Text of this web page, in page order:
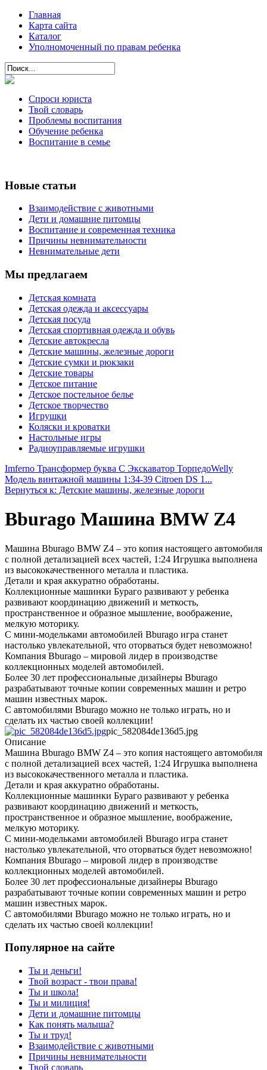
Главная
Карта сайта
Каталог
Уполномоченный по правам ребенка
Спроси юриста
Твой словарь
Проблемы воспитания
Обучение ребенка
Воспитание в семье
Новые статьи
Взаимодействие с животными
Дети и домашние питомцы
Воспитание и современная техника
Причины невнимательности
Невнимательные дети
Мы предлагаем
Детская комната
Детская одежда и аксессуары
Детская посуда
Детская спортивная одежда и обувь
Детские автокресла
Детские машины, железные дороги
Детские сумки и рюкзаки
Детские товары
Детское питание
Детское постельное белье
Детское творчество
Игрушки
Коляски и кроватки
Настольные игры
Радиоуправляемые игрушки
Imferno Трансформер буква С Экскаватор ТорпедоWelly
Модель винтажной машины 1:34-39 Citroen DS 1...
Вернуться к: Детские машины, железные дороги
Bburago Машина BMW Z4
Машина Bburago BMW Z4 – это копия настоящего автомобиля
с полной детализацией всех частей, 1:24 Игрушка выполнена
из высококачественного металла и пластика.
Детали и края аккуратно обработаны.
Коллекционные машинки Бураго развивают у ребенка
развивают координацию движений и меткость,
пространственное и образное мышление, воображение,
мелкую моторику.
С мини-модельками автомобилей Bburago игра станет
настолько увлекательной, что оторваться будет невозможно!
Компания Bburago – мировой лидер в производстве
коллекционных моделей автомобилей.
Более 30 лет профессиональные дизайнеры Bburago
разрабатывают точные копии современных машин и ретро
машин известных марок.
С автомобилями Bburago можно не только играть, но и
сделать их частью своей коллекции!
pic_582084de136d5.jpg
Описание
Машина Bburago BMW Z4 – это копия настоящего автомобиля
с полной детализацией всех частей, 1:24 Игрушка выполнена
из высококачественного металла и пластика.
Детали и края аккуратно обработаны.
Коллекционные машинки Бураго развивают у ребенка
развивают координацию движений и меткость,
пространственное и образное мышление, воображение,
мелкую моторику.
С мини-модельками автомобилей Bburago игра станет
настолько увлекательной, что оторваться будет невозможно!
Компания Bburago – мировой лидер в производстве
коллекционных моделей автомобилей.
Более 30 лет профессиональные дизайнеры Bburago
разрабатывают точные копии современных машин и ретро
машин известных марок.
С автомобилями Bburago можно не только играть, но и
сделать их частью своей коллекции!
Популярное на сайте
Ты и деньги!
Твой возраст - твои права!
Ты и школа!
Ты и милиция!
Дети и домашние питомцы
Как понять малыша?
Ты и труд!
Взаимодействие с животными
Причины невнимательности
Твой словарь